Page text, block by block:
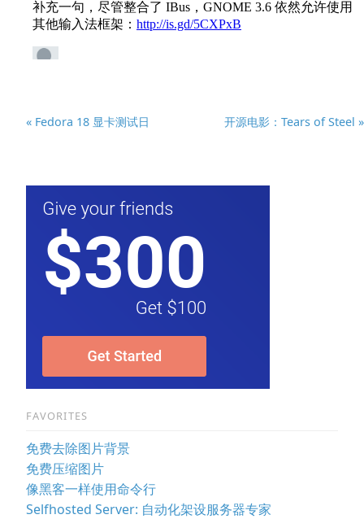
« Fedora 18 显卡测试日 开源电影：Tears of Steel »
FAVORITES
免费去除图片背景
免费压缩图片
像黑客一样使用命令行
Selfhosted Server: 自动化架设服务器专家